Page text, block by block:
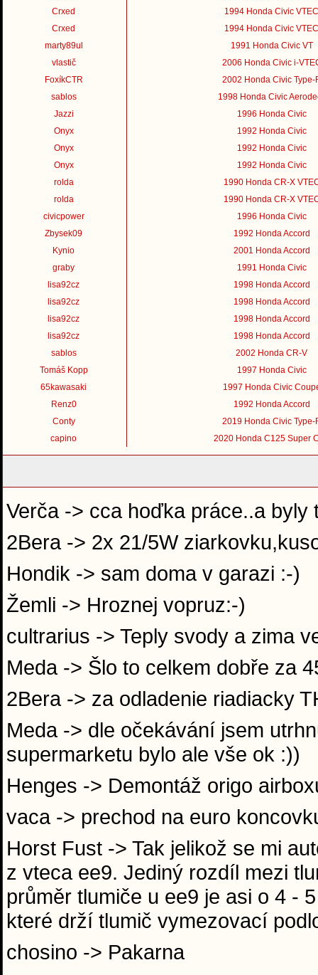
Crxed
1994 Honda Civic VTEC
Crxed
1994 Honda Civic VTEC
marty89ul
1991 Honda Civic VT
vlastič
2006 Honda Civic i-
FoxíkCTR
2002 Honda Civic Type-
sablos
1998 Honda Civic
Jazzi
1996 Honda Civic
Onyx
1992 Honda Civic
Onyx
1992 Honda Civic
Onyx
1992 Honda Civic
rolda
1990 Honda CR-X
rolda
1990 Honda CR-X
civicpower
1996 Honda Civic
Zbysek09
1992 Honda Accord
Kynio
2001 Honda Accord
graby
1991 Honda Civic
lisa92cz
1998 Honda Accord
lisa92cz
1998 Honda Accord
lisa92cz
1998 Honda Accord
lisa92cz
1998 Honda Accord
sablos
2002 Honda CR-V
Tomáš Kopp
1997 Honda Civic
65kawasaki
1997 Honda Civic
Renz0
1992 Honda Accord
Conty
2019 Honda Civic Type-
capino
2020 Honda C125 Super
Verča -> cca hoďka práce..a
2Bera -> 2x 21/5W
Hondik -> sam doma v garazi :-)
Žemli -> Hroznej vopruz:-)
cultrarius -> Teply svody a zima
Meda -> Šlo to celkem dobře za
2Bera -> za odladenie riadiacky
Meda -> dle očekávání jsem
supermarketu bylo ale vše ok :))
Henges -> Demontáž origo
vaca -> prechod na euro
Horst Fust -> Tak jelikož se mi
z vteca ee9. Jediný rozdíl mezi
průměr tlumiče u ee9 je asi o 4 -
které drží tlumič vymezovací
chosino -> Pakarna